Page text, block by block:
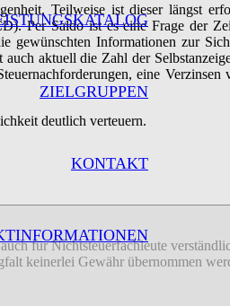
ZIELGRUPPEN
KONTAKT
Teilweise ist dieser längst
Per Saldo ist es eine Frage der
gewünschten Informationen zur
aktuell die Zahl der
eine
deutlich verteuern.
für Nichtsteuerfachleute
keinerlei Gewähr übernommen